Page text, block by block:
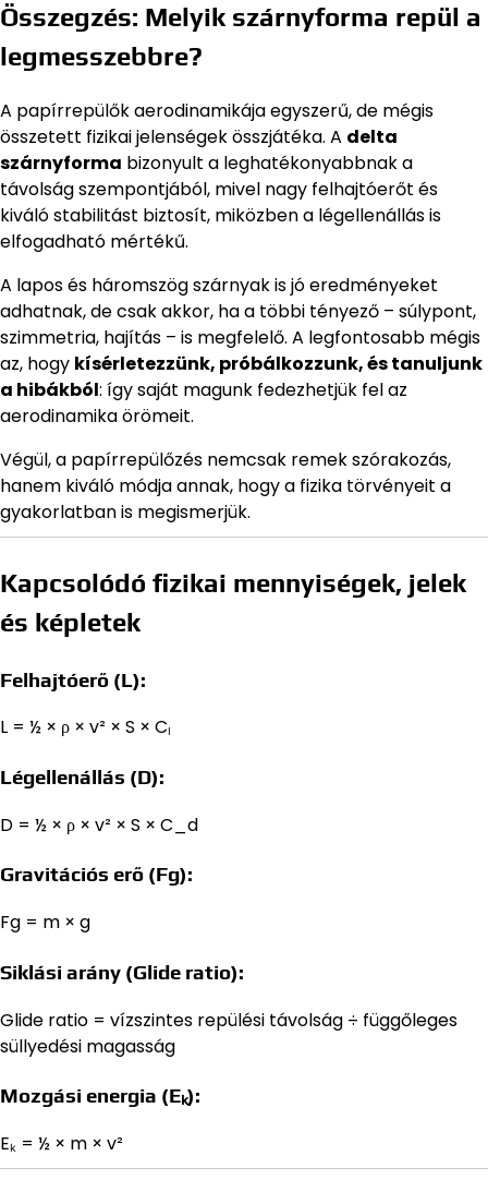
Összegzés: Melyik szárnyforma repül a
legmesszebbre?
A papírrepülők aerodinamikája egyszerű, de mégis
összetett fizikai jelenségek összjátéka. A delta
szárnyforma bizonyult a leghatékonyabbnak a
távolság szempontjából, mivel nagy felhajtóerőt és
kiváló stabilitást biztosít, miközben a légellenállás is
elfogadható mértékű.
A lapos és háromszög szárnyak is jó eredményeket
adhatnak, de csak akkor, ha a többi tényező – súlypont,
szimmetria, hajítás – is megfelelő. A legfontosabb mégis
az, hogy kísérletezzünk, próbálkozzunk, és tanuljunk
a hibákból: így saját magunk fedezhetjük fel az
aerodinamika örömeit.
Végül, a papírrepülőzés nemcsak remek szórakozás,
hanem kiváló módja annak, hogy a fizika törvényeit a
gyakorlatban is megismerjük.
Kapcsolódó fizikai mennyiségek, jelek
és képletek
Felhajtóerő (L):
L = ½ × ρ × v² × S × Cₗ
Légellenállás (D):
D = ½ × ρ × v² × S × C_d
Gravitációs erő (Fg):
Fg = m × g
Siklási arány (Glide ratio):
Glide ratio = vízszintes repülési távolság ÷ függőleges
süllyedési magasság
Mozgási energia (Eₖ):
Eₖ = ½ × m × v²